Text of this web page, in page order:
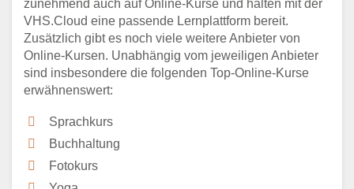
zunehmend auch auf Online-Kurse und halten mit der
VHS.Cloud eine passende Lernplattform bereit.
Zusätzlich gibt es noch viele weitere Anbieter von
Online-Kursen. Unabhängig vom jeweiligen Anbieter
sind insbesondere die folgenden Top-Online-Kurse
erwähnenswert:
Sprachkurs
Buchhaltung
Fotokurs